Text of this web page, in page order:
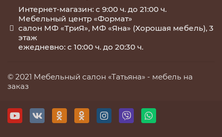
Интернет-магазин: с 9:00 ч. до 21:00 ч.
Мебельный центр «Формат»
салон МФ «ТриЯ», МФ «Яна» (Хорошая мебель), 3
этаж
ежедневно: с 10:00 ч. до 20:30 ч.
© 2021 Мебельный салон «Татьяна» - мебель на
заказ